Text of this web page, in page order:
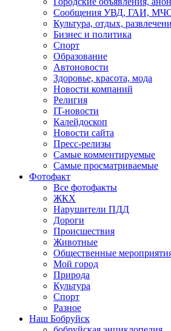
Сообщения УВД, ГАИ,
Культура, отдых,
Бизнес и политика
Спорт
Образование
Автоновости
Здоровье, красота, мода
Новости компаний
Религия
IT-новости
Калейдоскоп
Новости сайта
Пресс-релизы
Самые комментируемые
Самые просматриваемые
Фотофакт
Все фотофакты
ЖКХ
Нарушители ПДД
Дороги
Происшествия
Животные
Общественные
Мой город
Природа
Культура
Спорт
Разное
Наш Бобруйск